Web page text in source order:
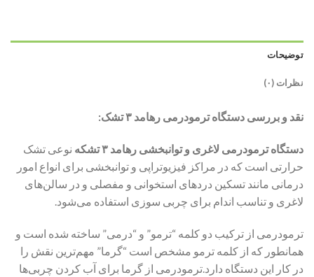
توضیحات
نظرات (۰)
نقد و بررسی دستگاه ترمودرمی رهامد ۳ تشک:
دستگاه ترمودرمی لاغری و توانبخشی رهامد ۳ تشکه
نوعی تشک
حرارتی است که در مراکز فیزیوتراپی و توانبخشی برای انواع امور
درمانی مانند تسکین دردهای استخوانی و مفصلی و در سالن‌های
لاغری و تناسب اندام برای چربی سوزی استفاده می‌شود.
ترمودرمی از ترکیب دو کلمه “ترمو” و “درمی” ساخته شده است و
همانطور که از کلمه ترمو مشخص است “گرما” مهم‌ترین نقش را
در کار این دستگاه دارد.ترمودرمی از گرما برای آب کردن چربی‌ها